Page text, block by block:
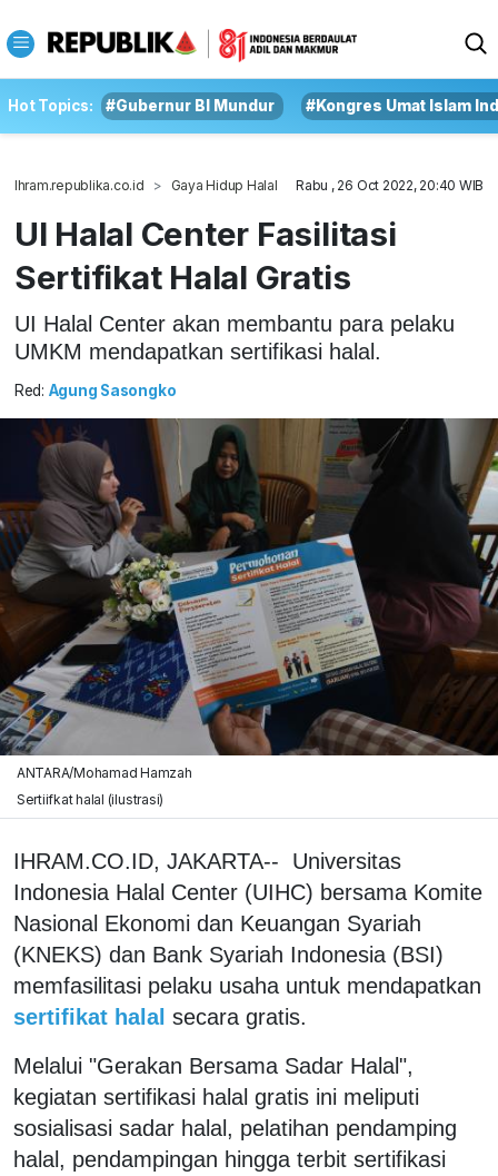
Hot Topics: #Gubernur BI Mundur #Kongres Umat Islam
Ihram.republika.co.id Gaya Hidup Halal Rabu , 26 Oct 2022, 20:40 WIB
UI Halal Center Fasilitasi
Sertifikat Halal Gratis
UI Halal Center akan membantu para pelaku
UMKM mendapatkan sertifikasi halal.
Red: Agung Sasongko
ANTARA/Mohamad Hamzah
Sertiifkat halal (ilustrasi)
IHRAM.CO.ID, JAKARTA-- Universitas
Indonesia Halal Center (UIHC) bersama Komite
Nasional Ekonomi dan Keuangan Syariah
(KNEKS) dan Bank Syariah Indonesia (BSI)
memfasilitasi pelaku usaha untuk mendapatkan
sertifikat halal secara gratis.
Melalui "Gerakan Bersama Sadar Halal",
kegiatan sertifikasi halal gratis ini meliputi
sosialisasi sadar halal, pelatihan pendamping
halal, pendampingan hingga terbit sertifikasi